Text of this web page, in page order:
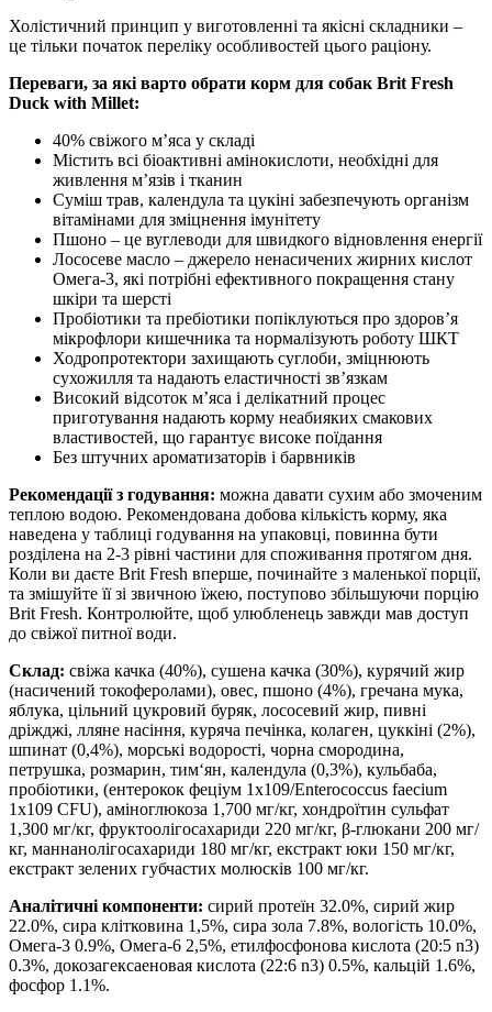
Холістичний принцип у виготовленні та якісні складники –
це тільки початок переліку особливостей цього раціону.
Переваги, за які варто обрати корм для собак Brit Fresh
Duck with Millet:
40% свіжого м’яса у складі
Містить всі біоактивні амінокислоти, необхідні для
живлення м’язів і тканин
Суміш трав, календула та цукіні забезпечують організм
вітамінами для зміцнення імунітету
Пшоно – це вуглеводи для швидкого відновлення енергії
Лососеве масло – джерело ненасичених жирних кислот
Омега-3, які потрібні ефективного покращення стану
шкіри та шерсті
Пробіотики та пребіотики попіклуються про здоров’я
мікрофлори кишечника та нормалізують роботу ШКТ
Ходропротектори захищають суглоби, зміцнюють
сухожилля та надають еластичності зв’язкам
Високий відсоток м’яса і делікатний процес
приготування надають корму неабияких смакових
властивостей, що гарантує високе поїдання
Без штучних ароматизаторів і барвників
Рекомендації з годування: можна давати сухим або змоченим
теплою водою. Рекомендована добова кількість корму, яка
наведена у таблиці годування на упаковці, повинна бути
розділена на 2-3 рівні частини для споживання протягом дня.
Коли ви даєте Brit Fresh вперше, починайте з маленької порції,
та змішуйте її зі звичною їжею, поступово збільшуючи порцію
Brit Fresh. Контролюйте, щоб улюбленець завжди мав доступ
до свіжої питної води.
Склад: свіжа качка (40%), сушена качка (30%), курячий жир
(насичений токоферолами), овес, пшоно (4%), гречана мука,
яблука, цільний цукровий буряк, лососевий жир, пивні
дріжджі, лляне насіння, куряча печінка, колаген, цуккіні (2%),
шпинат (0,4%), морські водорості, чорна смородина,
петрушка, розмарин, тим‘ян, календула (0,3%), кульбаба,
пробіотики, (ентерокок феціум 1x109/Enterococcus faecium
1x109 CFU), аміноглюкоза 1,700 мг/кг, хондроїтин сульфат
1,300 мг/кг, фруктоолігосахариди 220 мг/кг, β-глюкани 200 мг/
кг, маннанолігосахариди 180 мг/кг, екстракт юки 150 мг/кг,
екстракт зелених губчастих молюсків 100 мг/кг.
Аналітичні компоненти: сирий протеїн 32.0%, сирий жир
22.0%, сира клітковина 1,5%, сира зола 7.8%, вологість 10.0%,
Омега-3 0.9%, Омега-6 2,5%, етилфосфонова кислота (20:5 n3)
0.3%, докозагексаеновая кислота (22:6 n3) 0.5%, кальцій 1.6%,
фосфор 1.1%.